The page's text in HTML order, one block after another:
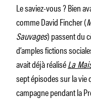
Le saviez-vous ? Bien
comme David Fincher (
Sauvages) passent du
d’amples fictions
avait déjà réaliséLa
sept épisodes sur la vie
campagne pendant la